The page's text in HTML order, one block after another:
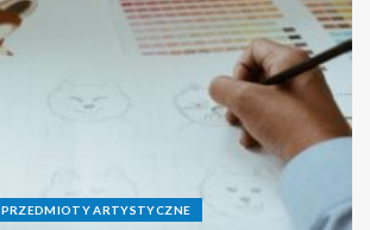
PRZEDMIOTY ARTYSTYCZNE